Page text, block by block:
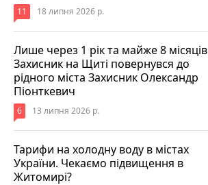
11 18 липня 2026 р.
Лише через 1 рік та майже 8 місяців
Захисник на Щиті повернувся до
рідного міста Захисник Олександр
Піонткевич
6 13 липня 2026 р.
Тарифи на холодну воду в містах
України. Чекаємо підвищення в
Житомирі?